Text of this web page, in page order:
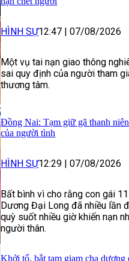
HÌNH SỰ12:47 | 07/08/2026
Một vụ tai nạn giao thông
sai quy định của người tham
thương tâm.
Đồng Nai: Tạm giữ gã thanh
của người tình
HÌNH SỰ12:29 | 07/08/2026
Bất bình vì cho rằng con gái
Dương Đại Long đã nhiều lần
quỳ suốt nhiều giờ khiến nạn
người thân.
Khởi tố, bắt tạm giam cha